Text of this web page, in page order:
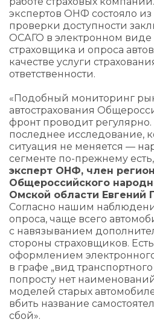
экспертов ОНФ состояло из
проверки доступности
ОСАГО в электронном виде
страховщика и опроса
качестве услуги
ответственности.
«Подобный мониторинг
автострахования
фронт проводит
последнее исследование,
ситуация не меняется —
сегменте по-прежнему
эксперт ОНФ, член
Общероссийского
Омской области Евгений
Согласно нашим
опроса, чаще всего
с навязыванием
стороны страховщиков.
оформлением
в графе „вид транспортного
попросту нет
моделей старых
вбить название
сбой».